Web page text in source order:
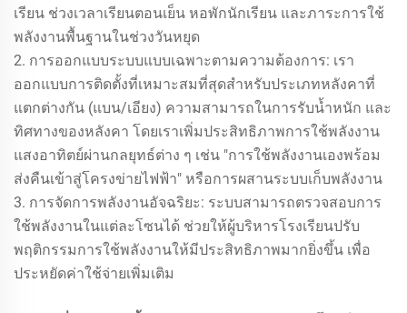
เรียน ช่วงเวลาเรียนตอนเย็น หอพักนักเรียน และภาระการใช้
พลังงานพื้นฐานในช่วงวันหยุด
2. การออกแบบระบบแบบเฉพาะตามความต้องการ: เรา
ออกแบบการติดตั้งที่เหมาะสมที่สุดสำหรับประเภทหลังคาที่
แตกต่างกัน (แบน/เอียง) ความสามารถในการรับน้ำหนัก และ
ทิศทางของหลังคา โดยเราเพิ่มประสิทธิภาพการใช้พลังงาน
แสงอาทิตย์ผ่านกลยุทธ์ต่าง ๆ เช่น "การใช้พลังงานเองพร้อม
ส่งคืนเข้าสู่โครงข่ายไฟฟ้า" หรือการผสานระบบเก็บพลังงาน
3. การจัดการพลังงานอัจฉริยะ: ระบบสามารถตรวจสอบการ
ใช้พลังงานในแต่ละโซนได้ ช่วยให้ผู้บริหารโรงเรียนปรับ
พฤติกรรมการใช้พลังงานให้มีประสิทธิภาพมากยิ่งขึ้น เพื่อ
ประหยัดค่าใช้จ่ายเพิ่มเติม